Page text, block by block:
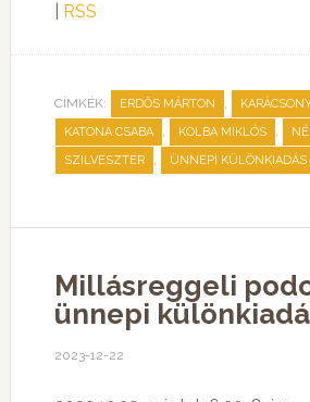
RSS
CÍMKÉK: ERDŐS MÁRTON ,
KATONA CSABA , KOLBA MIKLÓS ,
SZILVESZTER , ÜNNEPI KÜLÖNKIADÁS
Millásreggeli
ünnepi
2023-12-22